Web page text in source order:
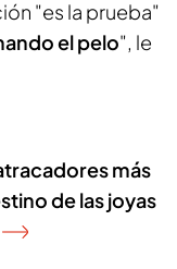
"es la prueba"
el pelo", le
más
de las joyas